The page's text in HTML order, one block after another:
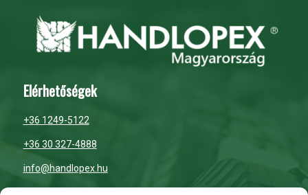
Elérhetőségek
+36 1249-5122
+36 30 327-4888
info@handlopex.hu